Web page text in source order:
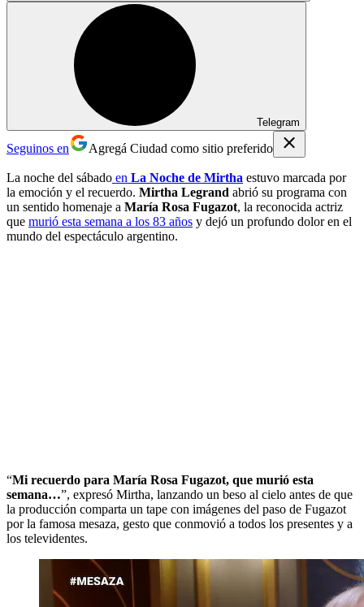
Telegram
Seguinos en Agregá Ciudad como sitio preferido
La noche del sábado en La Noche de Mirtha estuvo marcada por
la emoción y el recuerdo. Mirtha Legrand abrió su programa con
un sentido homenaje a María Rosa Fugazot, la reconocida actriz
que murió esta semana a los 83 años y dejó un profundo dolor en el
mundo del espectáculo argentino.
“Mi recuerdo para María Rosa Fugazot, que murió esta
semana…”, expresó Mirtha, lanzando un beso al cielo antes de que
la producción comparta un tape con imágenes del paso de Fugazot
por la famosa mesaza, gesto que conmovió a todos los presentes y a
los televidentes.